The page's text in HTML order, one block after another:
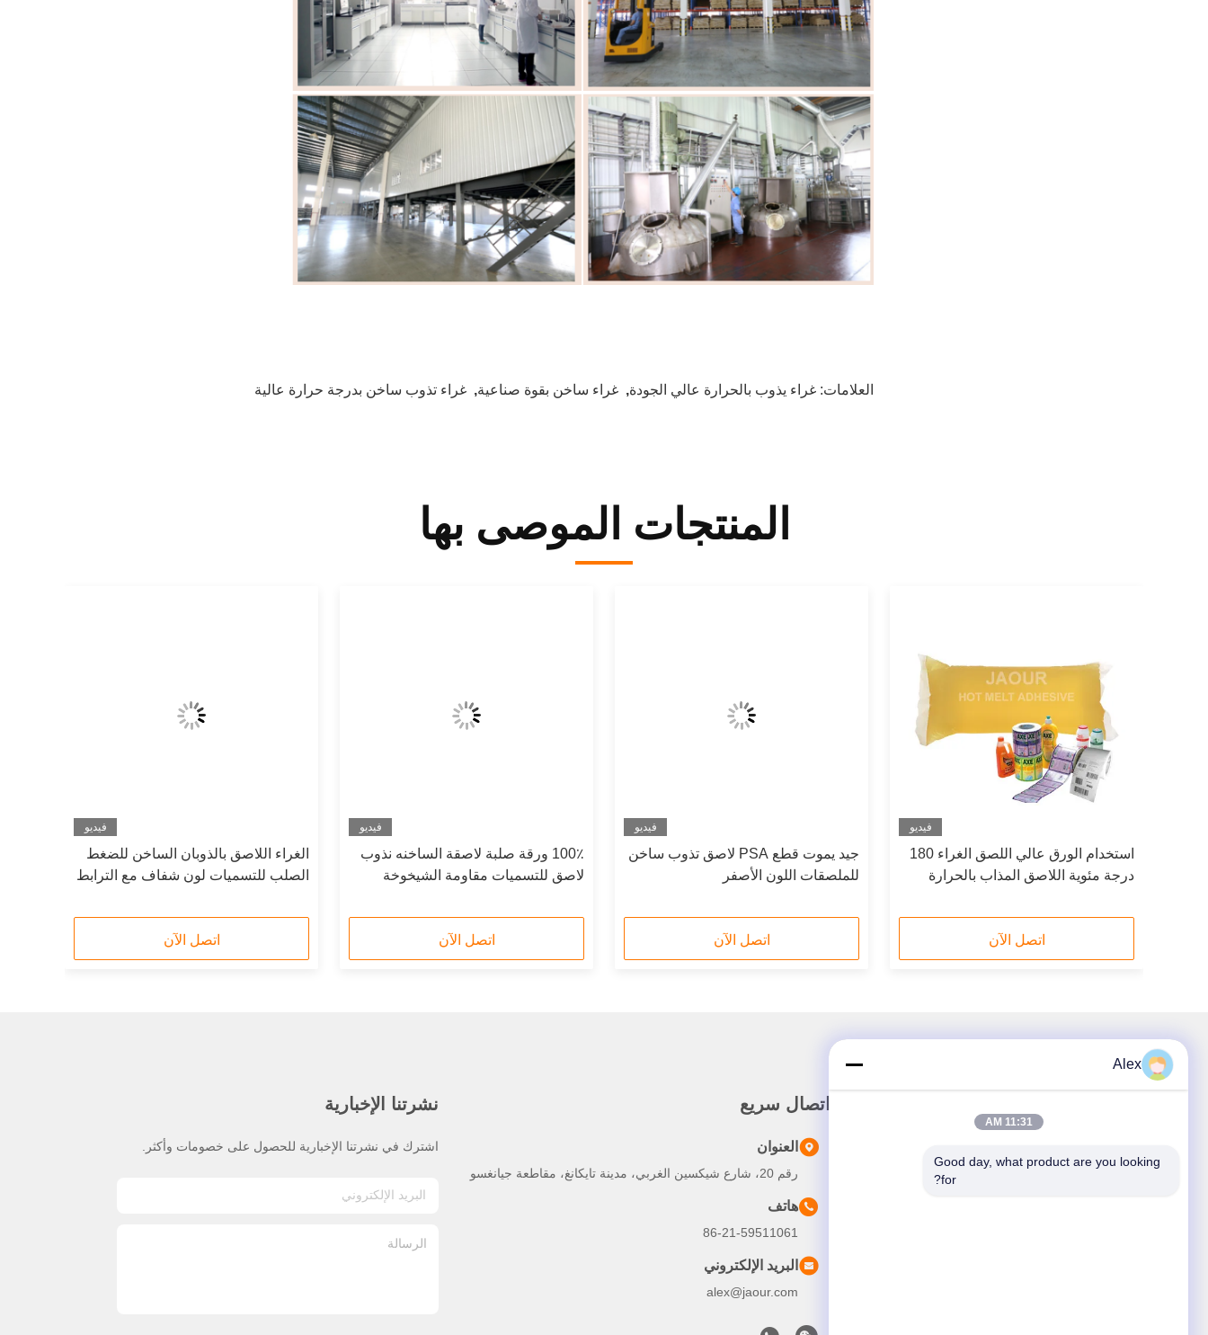
العلامات: غراء يذوب بالحرارة عالي الجودة, غراء ساخن بقوة صناعية, غراء تذوب ساخن بدرجة حرارة عالية
المنتجات الموصى بها
فيديو
استخدام الورق عالي اللصق الغراء 180
درجة مئوية اللاصق المذاب بالحرارة
اتصل الآن
فيديو
جيد يموت قطع PSA لاصق تذوب ساخن
للملصقات اللون الأصفر
اتصل الآن
فيديو
100٪ ورقة صلبة لاصقة الساخنه نذوب
لاصق للتسميات مقاومة الشيخوخة
اتصل الآن
فيديو
الغراء اللاصق بالذوبان الساخن للضغط
الصلب للتسميات لون شفاف مع الترابط
اتصل الآن
اتصال سريع
العنوان
رقم 20، شارع شيكسين الغربي، مدينة تايكانغ، مقاطعة جيانغسو
هاتف
86-21-59511061
البريد الإلكتروني
alex@jaour.com
نشرتنا الإخبارية
اشترك في نشرتنا الإخبارية للحصول على خصومات وأكثر.
Alex
11:31 AM
Good day, what product are you looking
for?